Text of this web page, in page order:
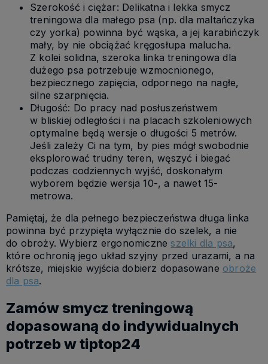
Szerokość i ciężar: Delikatna i lekka smycz
treningowa dla małego psa (np. dla maltańczyka
czy yorka) powinna być wąska, a jej karabińczyk
mały, by nie obciążać kręgosłupa malucha.
Z kolei solidna, szeroka linka treningowa dla
dużego psa potrzebuje wzmocnionego,
bezpiecznego zapięcia, odpornego na nagłe,
silne szarpnięcia.
Długość: Do pracy nad posłuszeństwem
w bliskiej odległości i na placach szkoleniowych
optymalne będą wersje o długości 5 metrów.
Jeśli zależy Ci na tym, by pies mógł swobodnie
eksplorować trudny teren, węszyć i biegać
podczas codziennych wyjść, doskonałym
wyborem będzie wersja 10-, a nawet 15-
metrowa.
Pamiętaj, że dla pełnego bezpieczeństwa długa linka
powinna być przypięta wyłącznie do szelek, a nie
do obroży. Wybierz ergonomiczne szelki dla psa,
które ochronią jego układ szyjny przed urazami, a na
krótsze, miejskie wyjścia dobierz dopasowane obroże
dla psa.
Zamów smycz treningową
dopasowaną do indywidualnych
potrzeb w tiptop24